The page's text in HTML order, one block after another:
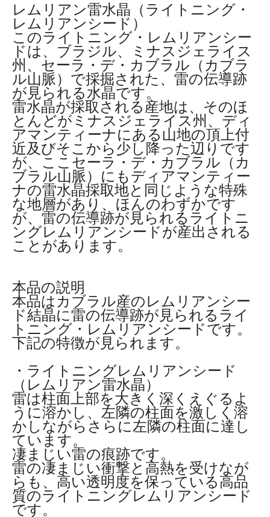
レムリアン雷水晶（ライトニング・
レムリアンシード）
このライトニング・レムリアンシー
ドは、ブラジル、ミナスジェライス
州、セーラ・デ・カブラル（カブラ
ル山脈）で採掘された、雷の伝導跡
が見られる水晶です。
雷水晶が採取される産地は、そのほ
とんどがミナスジェライス州、ディ
アマンティーナにある山地の頂上付
近及びそこから少し降った辺りです
が、ここセーラ・デ・カブラル（カ
ブラル山脈）にもディアマンティー
ナの雷水晶採取地と同じような特殊
な地層があり、ほんのわずかです
が、雷の伝導跡が見られるライトニ
ングレムリアンシードが産出される
ことがあります。
本品の説明
本品はカブラル産のレムリアンシー
ド結晶に雷の伝導跡が見られるライ
トニング・レムリアンシードです。
下記の特徴が見られます。
・ライトニングレムリアンシード
（レムリアン雷水晶）
雷は柱面上部を大きく深くえぐるよ
うに溶かし、左隣の柱面を激しく溶
かしながらさらに左隣の柱面に達し
ています。
凄まじい雷の痕跡です。
雷の凄まじい衝撃と高熱を受けなが
らも、高い透明度を保っている高品
質のライトニングレムリアンシード
です。